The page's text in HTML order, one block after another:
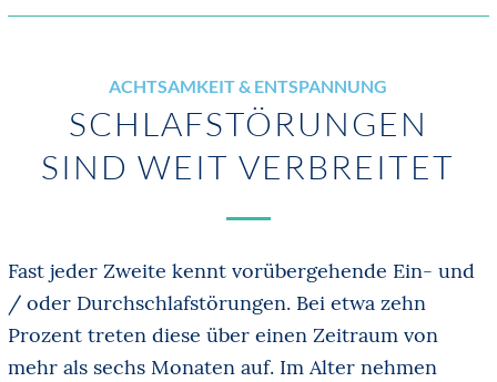
ACHTSAMKEIT & ENTSPANNUNG
SCHLAFSTÖRUN­GEN
SIND WEIT VERBREITET
Fast jeder Zweite kennt vorübergehende Ein- und
/ oder Durchschlafstörungen. Bei etwa zehn
Prozent treten diese über einen Zeitraum von
mehr als sechs Monaten auf. Im Alter nehmen